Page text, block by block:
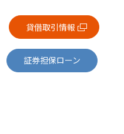
貸借取引情報
証券担保ローン